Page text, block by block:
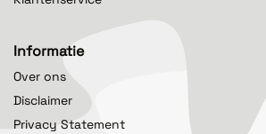
Informatie
Over ons
Disclaimer
Privacy Statement